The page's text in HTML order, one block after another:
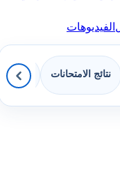
الفيديوهات
نتائج الامتحانات